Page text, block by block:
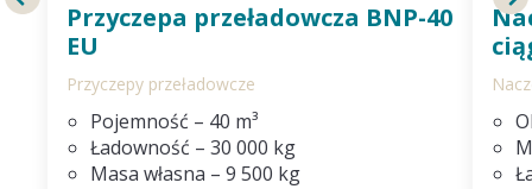
Przyczepa przeładowcza BNP-40
EU
Przyczepy przeładowcze
Pojemność – 40 m³
Ładowność – 30 000 kg
Masa własna – 9 500 kg